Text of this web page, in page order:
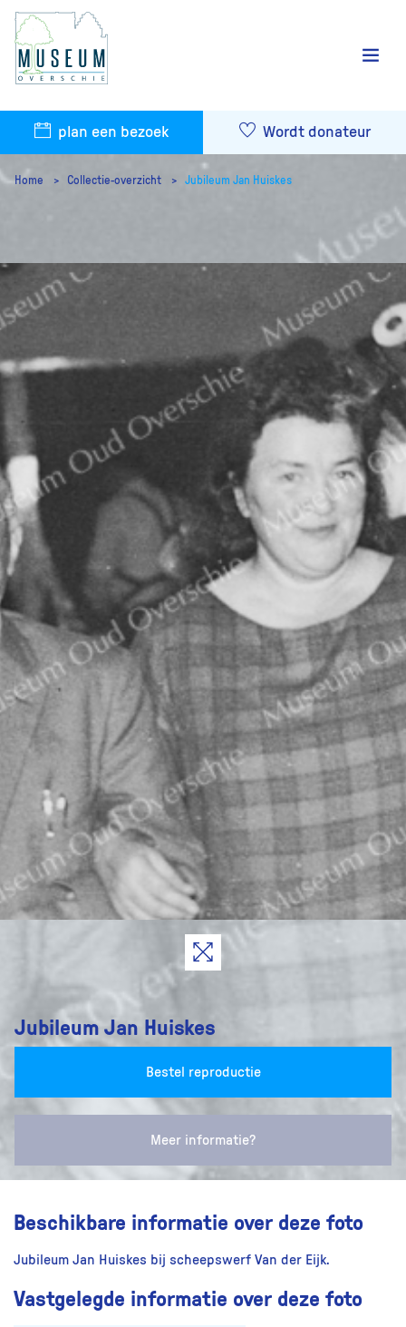
plan een bezoek Wordt donateur
Home Collectie-overzicht Jubileum Jan Huiskes
Jubileum Jan Huiskes
Bestel reproductie
Meer informatie?
Beschikbare informatie over deze foto
Jubileum Jan Huiskes bij scheepswerf Van der Eijk.
Vastgelegde informatie over deze foto